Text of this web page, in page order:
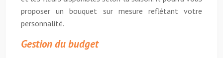
proposer un bouquet sur mesure reflétant votre
personnalité.
Gestion du budget